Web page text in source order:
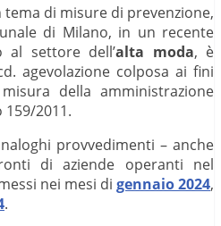
di misure di prevenzione,
di Milano, in un recente
al settore dell’alta moda, è
agevolazione colposa ai fini
della amministrazione
159/2011.
provvedimenti – anche
di aziende operanti nel
nei mesi di gennaio 2024,
.